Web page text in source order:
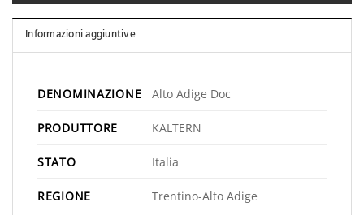
Informazioni aggiuntive
DENOMINAZIONE Alto Adige Doc
PRODUTTORE KALTERN
STATO Italia
REGIONE
Trentino-Alto Adige